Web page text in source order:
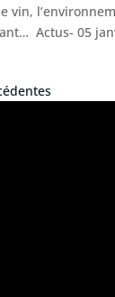
vin,
Actus- 05